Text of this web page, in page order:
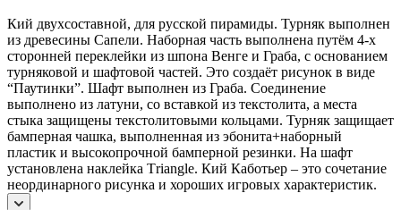
Кий двухсоставной, для русской пирамиды. Турняк выполнен
из древесины Сапели. Наборная часть выполнена путём 4-х
сторонней переклейки из шпона Венге и Граба, с основанием
турняковой и шафтовой частей. Это создаёт рисунок в виде
“Паутинки”. Шафт выполнен из Граба. Соединение
выполнено из латуни, сo вставкой из текстолита, а места
стыка защищены текстолитовыми кольцами. Турняк защищает
бамперная чашка, выполненная из эбонита+наборный
пластик и высокопрочной бамперной резинки. На шафт
установлена наклейка Тriangle. Кий Каботьер – это сочетание
неординарного рисунка и хороших игровых характеристик.